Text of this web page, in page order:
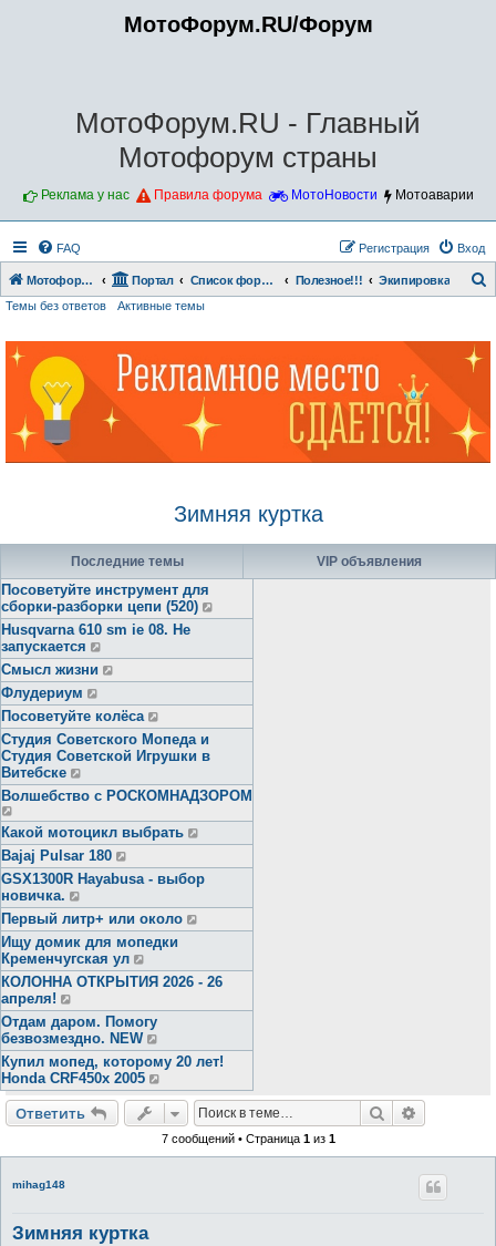
МотоФорум.RU/Форум
МотоФорум.RU - Главный
Мотофорум страны
Реклама у нас Правила форума МотоНовости Мотоаварии
FAQ Вход
Регистрация
Мотофорум.RU Портал Список форумов Полезное!!! Экипировка
Темы без ответов Активные темы
Зимняя куртка
Последние темы
Посоветуйте инструмент для
сборки-разборки цепи (520)
Husqvarna 610 sm ie 08. Не
запускается
Смысл жизни
Флудериум
Посоветуйте колёса
Студия Советского Мопеда и
Студия Советской Игрушки в
Витебске
Волшебство с РОСКОМНАДЗОРОМ
Какой мотоцикл выбрать
Bajaj Pulsar 180
GSX1300R Hayabusa - выбор
новичка.
Первый литр+ или около
Ищу домик для мопедки
Кременчугская ул
КОЛОННА ОТКРЫТИЯ 2026 - 26
апреля!
Отдам даром. Помогу
безвозмездно. NEW
Купил мопед, которому 20 лет!
Honda CRF450x 2005
VIP объявления
Ответить Поиск
7 сообщений • Страница 1из 1
mihag148
Зимняя куртка